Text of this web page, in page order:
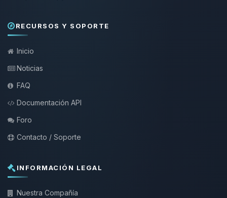
RECURSOS Y SOPORTE
Inicio
Noticias
FAQ
Documentación API
Foro
Contacto / Soporte
INFORMACIÓN LEGAL
Nuestra Compañía